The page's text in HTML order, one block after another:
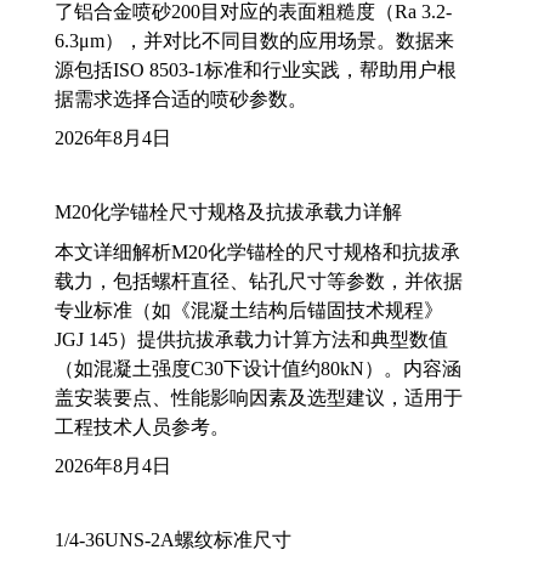
了铝合金喷砂200目对应的表面粗糙度（Ra 3.2-
6.3μm），并对比不同目数的应用场景。数据来
源包括ISO 8503-1标准和行业实践，帮助用户根
据需求选择合适的喷砂参数。
2026年8月4日
M20化学锚栓尺寸规格及抗拔承载力详解
本文详细解析M20化学锚栓的尺寸规格和抗拔承
载力，包括螺杆直径、钻孔尺寸等参数，并依据
专业标准（如《混凝土结构后锚固技术规程》
JGJ 145）提供抗拔承载力计算方法和典型数值
（如混凝土强度C30下设计值约80kN）。内容涵
盖安装要点、性能影响因素及选型建议，适用于
工程技术人员参考。
2026年8月4日
1/4-36UNS-2A螺纹标准尺寸